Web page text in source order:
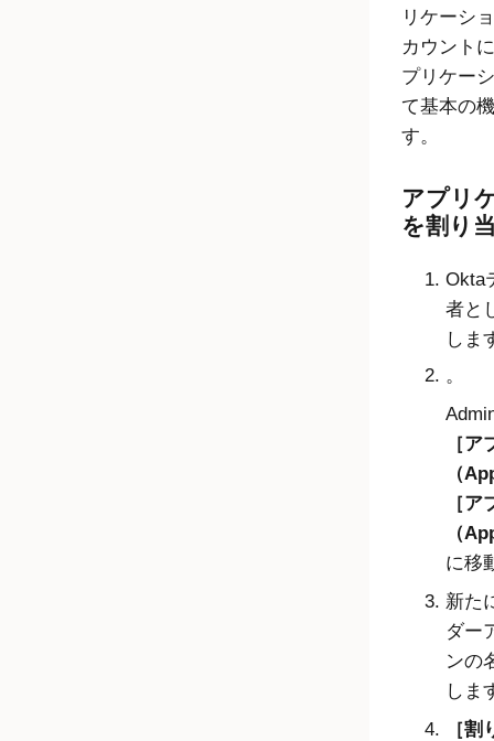
リケーシ
カウント
プリケー
て基本の
す。
アプリ
を割り
Okta
者と
しま
。
ア
（
ア
（
に移
新た
ダー
ンの
しま
割